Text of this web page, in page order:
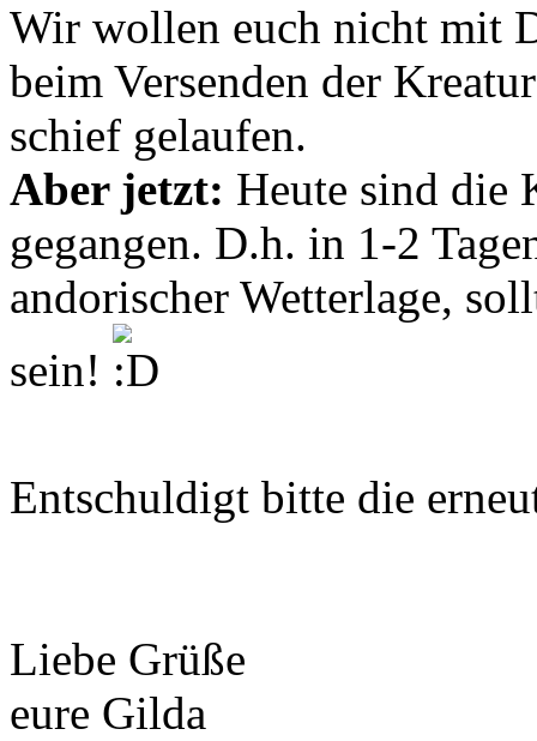
Wir wollen euch nicht mit
beim Versenden der
schief gelaufen.
Aber jetzt: Heute sind die
gegangen. D.h. in 1-2
andorischer Wetterlage,
sein!
Entschuldigt bitte die
Liebe Grüße
eure Gilda